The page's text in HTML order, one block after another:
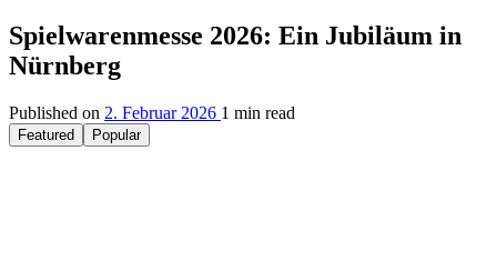
Spielwarenmesse 2026: Ein Jubiläum in
Nürnberg
Published on 2. Februar 2026 1 min read
Featured Popular